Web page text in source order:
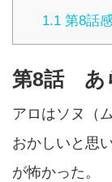
1.1第8話
第8話 あ
アロはソヌ（
おかしいと思
が怖かった。